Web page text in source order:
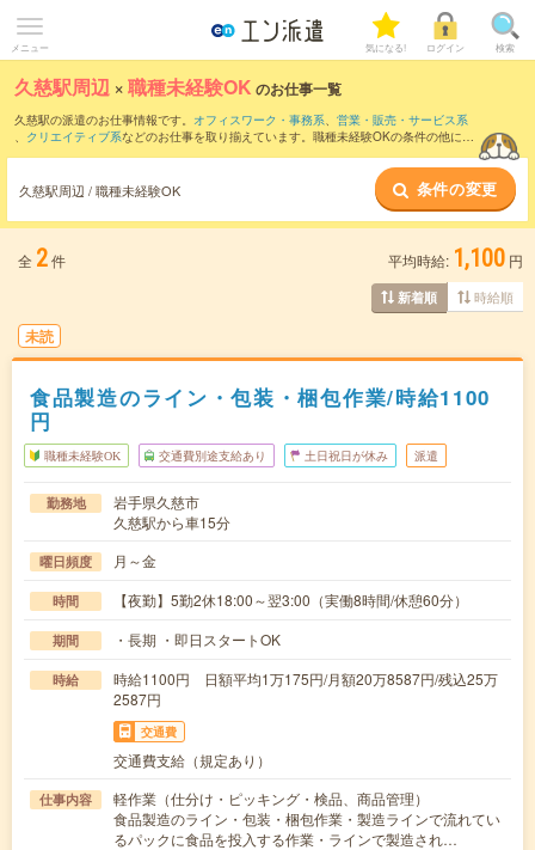
メニュー 気になる! ログイン 検索
久慈駅周辺 ×職種未経験OK のお仕事一覧
久慈駅の派遣のお仕事情報です。 オフィスワーク・事務系、 営業・販売・サービス系
、 クリエイティブ系などのお仕事を取り揃えています。職種未経験OKの条件の他に、
久慈駅周辺 / 職種未経験OK 条件の変更
全 2件 平均時給: 1,100 円
新着順 時給順
未読
食品製造のライン・包装・梱包作業/時給1100
円
職種未経験OK 交通費別途支給あり 土日祝日が休み 派遣
勤務地
岩手県久慈市
久慈駅から車15分
曜日頻度 月～金
時間 【夜勤】5勤2休18:00～翌3:00（実働8時間/休憩60分）
期間 ・長期 ・即日スタートOK
時給
時給1100円 日額平均1万175円/月額20万8587円/残込25万
2587円
交通費
交通費支給（規定あり）
仕事内容
軽作業（仕分け・ピッキング・検品、商品管理）
食品製造のライン・包装・梱包作業・製造ラインで流れてい
るパックに食品を投入する作業・ラインで製造され…